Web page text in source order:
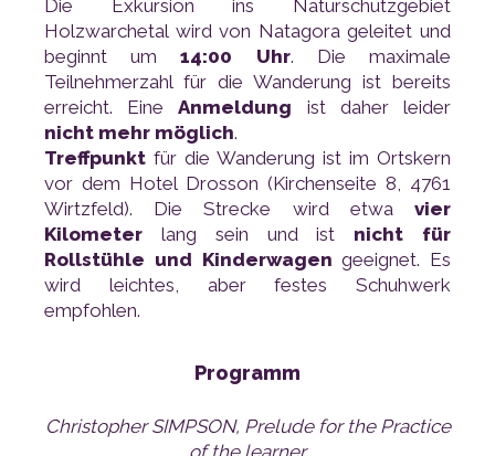
beginnt um14:00 Uhr
erreicht. EineAnmeldung ist daher leider
nicht mehr möglich.
Treffpunkt
Wirtzfeld). Die Strecke wird etwa
Kilometer lang sein und ist
Rollstühle und Kinderwagen
empfohlen.
Programm